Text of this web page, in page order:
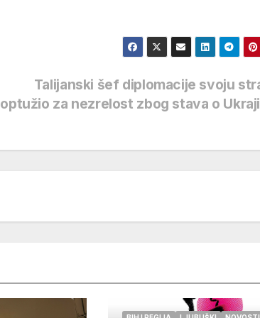
Talijanski šef diplomacije svoju
optužio za nezrelost zbog stava o